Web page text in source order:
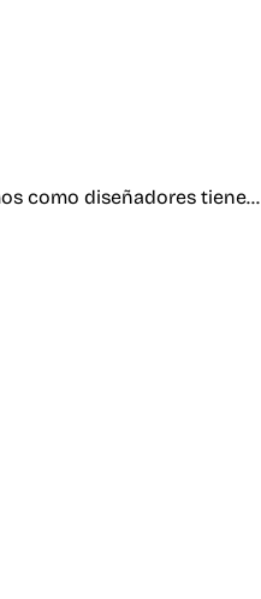
como diseñadores tiene…